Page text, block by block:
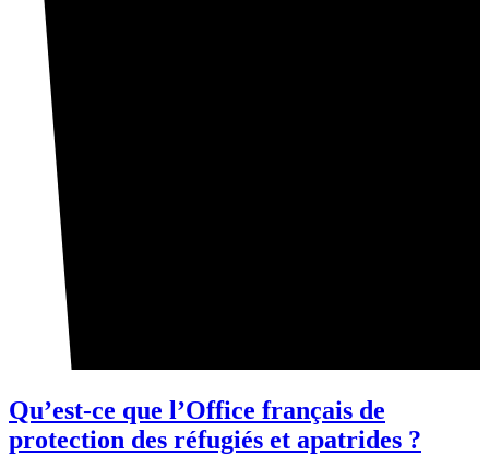
Qu’est-ce que l’Office français de
protection des réfugiés et apatrides ?